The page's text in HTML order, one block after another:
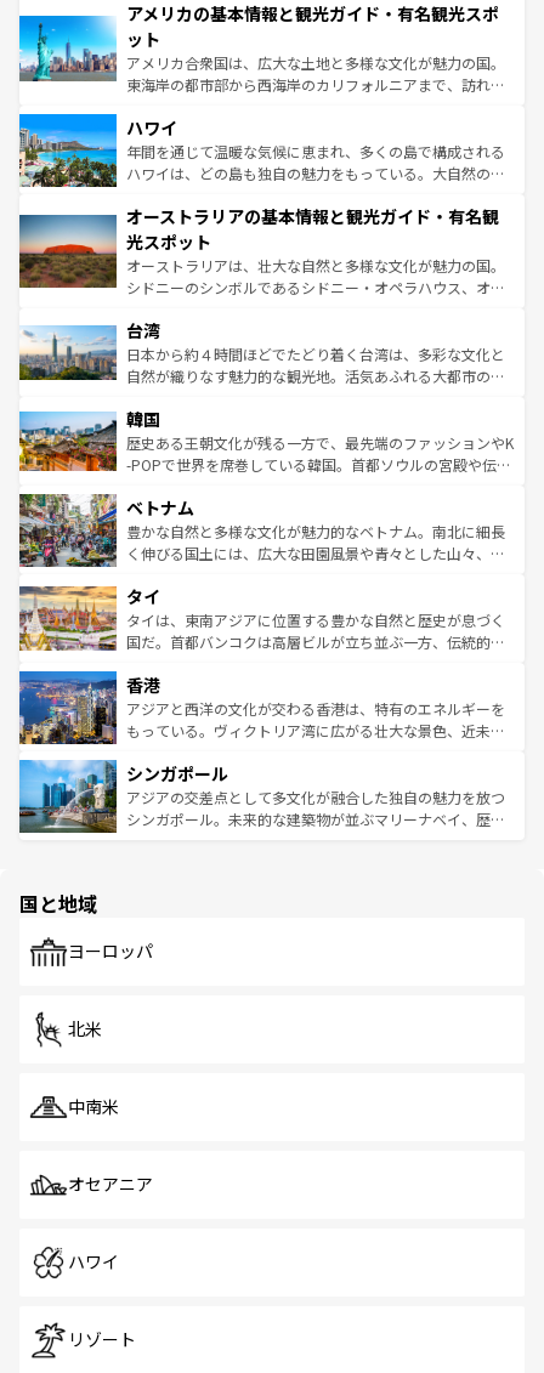
ンツ一覧を参照してほしい。
の建物がそのまま残る町や、スイスならではのユニークな
博物館もあり、アルプス観光だけでなく町歩きも満喫する
ことができる。国民の所得が高いため物価も高いが、旅行
者向けの交通パス提供のサービスもあり、うまく活用すれ
着のスイス情報は
アメリカの基本情報と観光ガイド・有名観光スポ
ット
アメリカ合衆国は、広大な土地と多様な文化が魅力の国。
東海岸の都市部から西海岸のカリフォルニアまで、訪れる
のような巨大都市は、観光、ショッピング、エンターテイ
ンメントが詰まった刺激的なスポットだ。一方、アメリカ
西部には大自然が広がり、グランドキャニオンやイエロー
部のニューオーリンズでは、音楽と美食が融合した独特の
文化が魅力。旅行者はアメリカの各地域で異なる魅力を楽
しみながら、その多様性と豊かな歴史を感じることができ
るだろう。車でのロードトリップや列車の旅も、アメリカ
情報は
ハワイ
年間を通じて温暖な気候に恵まれ、多くの島で構成される
ハワイは、どの島も独自の魅力をもっている。大自然の神
ワイ島は見逃せない。また、定番の観光地といえばオアフ
島だが、静かな自然を求めるならマウイ島やカウアイ島が
おすすめ。エメラルドグリーンに輝く海をはじめ、豊かな
文化や歴史が息づいている。「アロハスピリット」と呼ば
人々、おいしいローカルフードやハワイアンミュージッ
ク、伝統的なフラダンスなど、すべてがハワイの魅力を彩
っている。訪れるたびに新しい発見と感動が待っているハ
はコンテンツ一覧
オーストラリアの基本情報と観光ガイド・有名観
光スポット
オーストラリアは、壮大な自然と多様な文化が魅力の国。
シドニーのシンボルであるシドニー・オペラハウス、オー
リアリーフや大陸中央部にそびえるウルル（エアーズロッ
ク）、タスマニアの美しい原生林やケアンズの熱帯雨林な
ど、見どころがたくさん。また、カフェやワイン、オージ
いる。アクティビティも充実しており、サーフィンやダイ
ビング、ハイキングなど、アウトドア好きにはたまらな
い。オーストラリアの多彩な魅力を存分に味わいつくそ
参照してほしい。
台湾
日本から約４時間ほどでたどり着く台湾は、多彩な文化と
自然が織りなす魅力的な観光地。活気あふれる大都市の台
ン）、静ひつな山岳地帯である台湾東部など、都市の喧騒
と山間の静けさが共存しており、訪れる人に新しい発見と
驚きをもたらしてくれる。また、奥深い台湾の食文化も魅
容にもいいと評判のスイーツなど、バラエティ豊かな料理
が味わえる。 なお、新着の台湾情報は コンテンツ一覧を参
照してほしい。
韓国
歴史ある王朝文化が残る一方で、最先端のファッションやK
-POPで世界を席巻している韓国。首都ソウルの宮殿や伝統
き、地方に足を延ばせば四季折々の自然美を楽しむことが
できる。そして、キムチや焼肉、絶品のストリートフード
まで、さまざまな韓国料理が待っている。夜には、韓国な
リティに包まれながら、韓国の多彩な魅力を心ゆくまで味
わってみてほしい。 なお、新着の韓国情報はコンテンツ一
覧を参照してほしい。
ベトナム
豊かな自然と多様な文化が魅力的なベトナム。南北に細長
く伸びる国土には、広大な田園風景や青々とした山々、世
急速な発展と共に伝統が息づく。ハノイの古い町並みやホ
ーチミン市のフランス統治時代の建物も、独特の雰囲気を
醸し出している。また、バラエティの豊かさとおいしさで
とつ。フォーやバインミー、ベトナムコーヒーなどは、ぜ
ひ現地で味わいたい。どの地域を訪れてもあたたかい人々
が旅行者を迎えてくれるので、きっと忘れられない旅にな
参照してほしい。
タイ
タイは、東南アジアに位置する豊かな自然と歴史が息づく
国だ。首都バンコクは高層ビルが立ち並ぶ一方、伝統的な
の活気が交差している。北部ではチェンマイなどの山岳地
帯で自然と触れ合い、南部ではプーケットやクラビの美し
いビーチでリゾート気分を楽しむことができる。タイ料理
激する。気候は一年中温暖で、どの季節にも異なる楽しみ
が待っている。親しみやすいタイの人々、仏教を中心とし
た文化、そして多様な観光資源が、訪れる旅人を魅了し続
香港
アジアと西洋の文化が交わる香港は、特有のエネルギーを
もっている。ヴィクトリア湾に広がる壮大な景色、近未来
み、どこを訪れても感動するはず。観光スポットが密集し
ており、効率よく見どころを回れるのも魅力。息をのむよ
うな絶景から文化的な体験まで、香港を存分に楽しみ尽く
シンガポール
アジアの交差点として多文化が融合した独自の魅力を放つ
シンガポール。未来的な建築物が並ぶマリーナベイ、歴史
で、ホーカーズは地元の風情を楽しめる外せないスポット
国と地域
ヨーロッパ
北米
中南米
オセアニア
ハワイ
リゾート